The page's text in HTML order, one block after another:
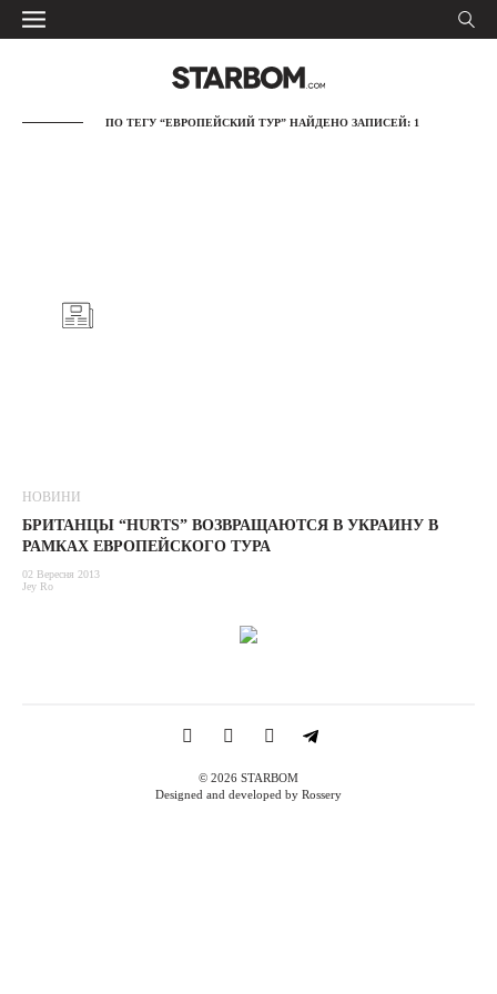
ПО ТЕГУ “ЕВРОПЕЙСКИЙ ТУР” НАЙДЕНО ЗАПИСЕЙ: 1
НОВИНИ
БРИТАНЦЫ “HURTS” ВОЗВРАЩАЮТСЯ В УКРАИНУ В
РАМКАХ ЕВРОПЕЙСКОГО ТУРА
02 Вересня 2013
Jey Ro
© 2026 STARBOM
Designed and developed by Rossery